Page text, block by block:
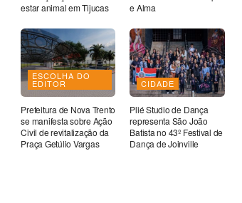
estar animal em Tijucas
e Alma
ESCOLHA DO
EDITOR
Prefeitura de Nova Trento
se manifesta sobre Ação
Civil de revitalização da
Praça Getúlio Vargas
CIDADE
Plié Studio de Dança
representa São João
Batista no 43º Festival de
Dança de Joinville